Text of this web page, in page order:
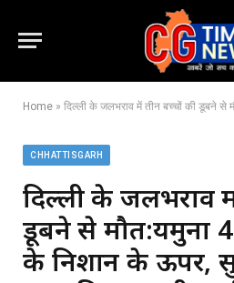
Home » दिल्ली के जलभराव में तीन बच्चों की डूबने से मौत:यमुना 4 दिन से
CHHATTISGARH
दिल्ली के जलभराव
डूबने से मौत:यमुना
के निशान के ऊपर,